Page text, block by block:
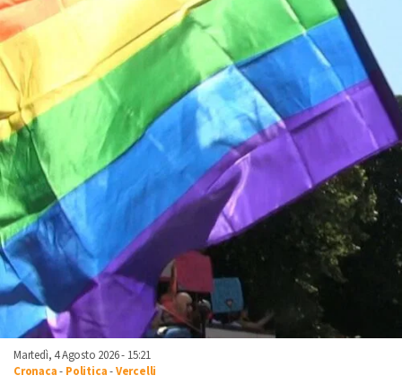
Martedì, 4 Agosto 2026 - 15:21
Cronaca- Politica-Vercelli